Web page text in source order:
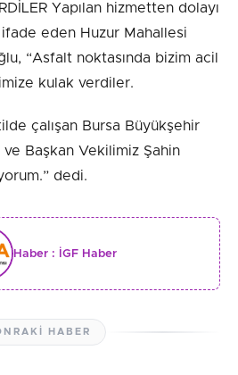
Yapılan hizmetten dolayı
eden Huzur Mahallesi
“Asfalt noktasında bizim acil
kulak verdiler.
çalışan Bursa Büyükşehir
Başkan Vekilimiz Şahin
dedi.
Haber : İGF Haber
HABER